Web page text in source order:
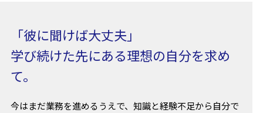
「彼に聞けば大丈夫」
学び続けた先にある理想の自分を求め
て。
今はまだ業務を進めるうえで、知識と経験不足から自分で